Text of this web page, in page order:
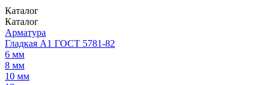
Каталог
Каталог
Арматура
Гладкая А1 ГОСТ 5781-82
6 мм
8 мм
10 мм